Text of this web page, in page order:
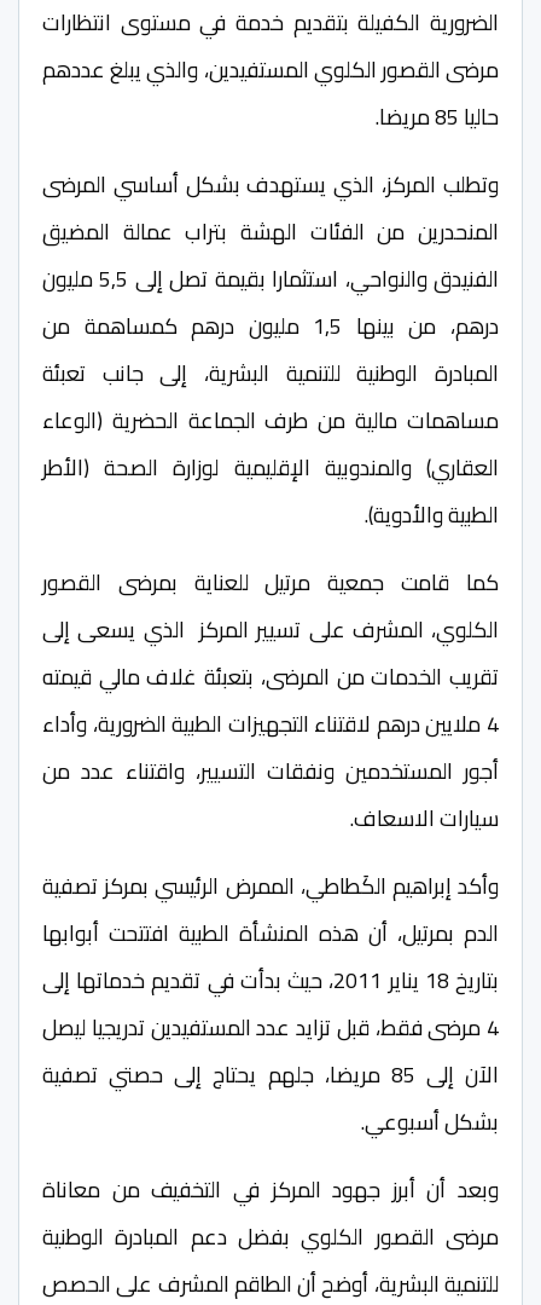
الضرورية الكفيلة بتقديم خدمة في مستوى انتظارات
مرضى القصور الكلوي المستفيدين، والذي يبلغ عددهم
حاليا 85 مريضا.
وتطلب المركز، الذي يستهدف بشكل أساسي المرضى
المنحدرين من الفئات الهشة بتراب عمالة المضيق
الفنيدق والنواحي، استثمارا بقيمة تصل إلى 5,5 مليون
درهم، من بينها 1,5 مليون درهم كمساهمة من
المبادرة الوطنية للتنمية البشرية، إلى جانب تعبئة
مساهمات مالية من طرف الجماعة الحضرية (الوعاء
العقاري) والمندوبية الإقليمية لوزارة الصحة (الأطر
الطبية والأدوية).
كما قامت جمعية مرتيل للعناية بمرضى القصور
الكلوي، المشرف على تسيير المركز الذي يسعى إلى
تقريب الخدمات من المرضى، بتعبئة غلاف مالي قيمته
4 ملايين درهم لاقتناء التجهيزات الطبية الضرورية، وأداء
أجور المستخدمين ونفقات التسيير، واقتناء عدد من
سيارات الاسعاف.
وأكد إبراهيم الكَطاطي، الممرض الرئيسي بمركز تصفية
الدم بمرتيل، أن هذه المنشأة الطبية افتتحت أبوابها
بتاريخ 18 يناير 2011، حيث بدأت في تقديم خدماتها إلى
4 مرضى فقط، قبل تزايد عدد المستفيدين تدريجيا ليصل
الآن إلى 85 مريضا، جلهم يحتاج إلى حصتي تصفية
بشكل أسبوعي.
وبعد أن أبرز جهود المركز في التخفيف من معاناة
مرضى القصور الكلوي بفضل دعم المبادرة الوطنية
للتنمية البشرية، أوضح أن الطاقم المشرف على الحصص